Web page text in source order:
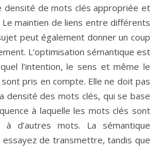
densité de mots clés appropriée et
maintien de liens entre différents
peut également donner un coup
L’optimisation sémantique est
l’intention, le sens et même le
pris en compte. Elle ne doit pas
densité des mots clés, qui se base
à laquelle les mots clés sont
d’autres mots. La sémantique
essayez de transmettre, tandis que